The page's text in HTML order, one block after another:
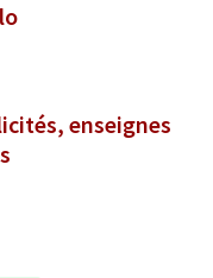
enseignes